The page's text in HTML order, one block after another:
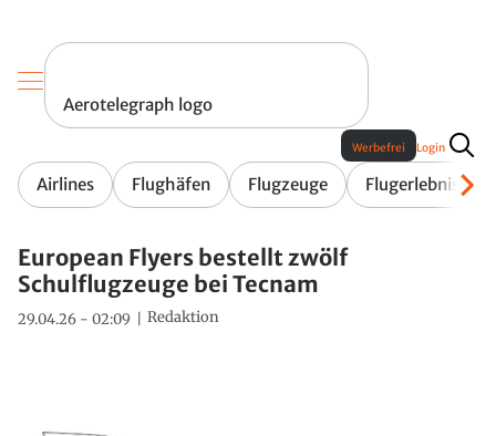
Aerotelegraph logo
Airlines Flughäfen Flugzeuge Flugerlebnis
Werbefrei Login
European Flyers bestellt zwölf
Schulflugzeuge bei Tecnam
29.04.26 - 02:09 Redaktion